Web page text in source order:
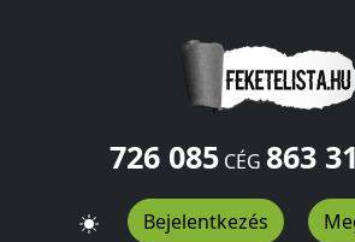
726 085CÉG 863
Bejelentkezés